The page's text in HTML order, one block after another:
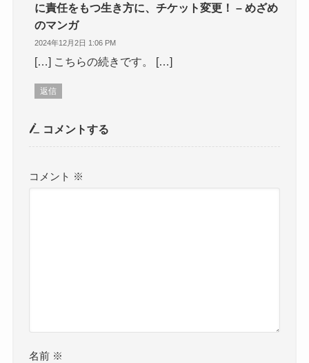
に責任をもつ生き方に、チケット変更！ – めざめ
のマンガ
2024年12月2日 1:06 PM
[…] こちらの続きです。 […]
返信
コメントする
コメント ※
名前 ※